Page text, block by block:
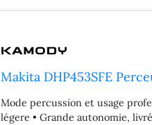
Makita DHP453SFE
Mode percussion et usage
légere • Grande autonomie,